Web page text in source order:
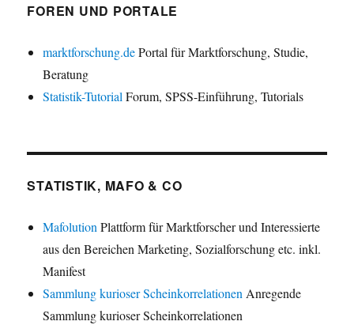
FOREN UND PORTALE
marktforschung.dePortal für Marktforschung, Studie,
Beratung
Statistik-Tutorial Forum, SPSS-Einführung, Tutorials
STATISTIK, MAFO & CO
Mafolution Plattform für Marktforscher und Interessierte
aus den Bereichen Marketing, Sozialforschung etc. inkl.
Manifest
Sammlung kurioser Scheinkorrelationen Anregende
Sammlung kurioser Scheinkorrelationen